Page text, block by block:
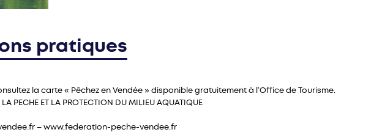
pratiques
la carte « Pêchez en Vendée » disponible gratuitement à l’Office de Tourisme.
PECHE ET LA PROTECTION DU MILIEU AQUATIQUE
– www.federation-peche-vendee.fr